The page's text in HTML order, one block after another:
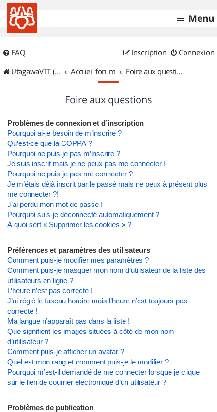
Menu
FAQ Connexion
Inscription
UtagawaVTT (Randos VTT et VTTAE avec traces GPS)
Accueil forum Foire aux questions
Foire aux questions
Problèmes de connexion et d’inscription
Pourquoi ai-je besoin de m’inscrire ?
Qu’est-ce que la COPPA ?
Pourquoi ne puis-je pas m’inscrire ?
Je suis inscrit mais je ne peux pas me connecter !
Pourquoi ne puis-je pas me connecter ?
Je m’étais déjà inscrit par le passé mais ne peux à présent plus
me connecter ?!
J’ai perdu mon mot de passe !
Pourquoi suis-je déconnecté automatiquement ?
À quoi sert « Supprimer les cookies » ?
Préférences et paramètres des utilisateurs
Comment puis-je modifier mes paramètres ?
Comment puis-je masquer mon nom d’utilisateur de la liste des
utilisateurs en ligne ?
L’heure n’est pas correcte !
J’ai réglé le fuseau horaire mais l’heure n’est toujours pas
correcte !
Ma langue n’apparaît pas dans la liste !
Que signifient les images situées à côté de mon nom
d’utilisateur ?
Comment puis-je afficher un avatar ?
Quel est mon rang et comment puis-je le modifier ?
Pourquoi m’est-il demandé de me connecter lorsque je clique
sur le lien de courrier électronique d’un utilisateur ?
Problèmes de publication